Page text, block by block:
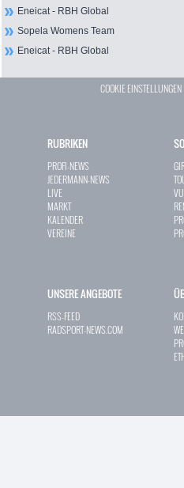
Eneicat - RBH Global
Sopela Womens Team
Eneicat - RBH Global
COOKIE EINSTELLUNGEN
RUBRIKEN
PROFI-NEWS
JEDERMANN-NEWS
LIVE
MARKT
KALENDER
VEREINE
UNSERE ANGEBOTE
RSS-FEED
RADSPORT-NEWS.COM